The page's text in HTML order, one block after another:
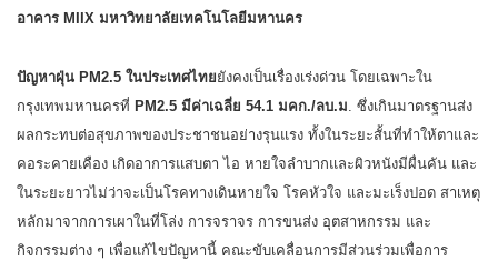
อาคาร MIIX มหาวิทยาลัยเทคโนโลยีมหานคร
ปัญหาฝุ่น PM2.5 ในประเทศไทยยังคงเป็นเรื่องเร่งด่วน โดยเฉพาะใน
กรุงเทพมหานครที่ PM2.5 มีค่าเฉลี่ย 54.1 มคก./ลบ.ม. ซึ่งเกินมาตรฐานส่ง
ผลกระทบต่อสุขภาพของประชาชนอย่างรุนแรง ทั้งในระยะสั้นที่ทำให้ตาและ
คอระคายเคือง เกิดอาการแสบตา ไอ หายใจลำบากและผิวหนังมีผื่นคัน และ
ในระยะยาวไม่ว่าจะเป็นโรคทางเดินหายใจ โรคหัวใจ และมะเร็งปอด สาเหตุ
หลักมาจากการเผาในที่โล่ง การจราจร การขนส่ง อุตสาหกรรม และ
กิจกรรมต่าง ๆ เพื่อแก้ไขปัญหานี้ คณะขับเคลื่อนการมีส่วนร่วมเพื่อการ